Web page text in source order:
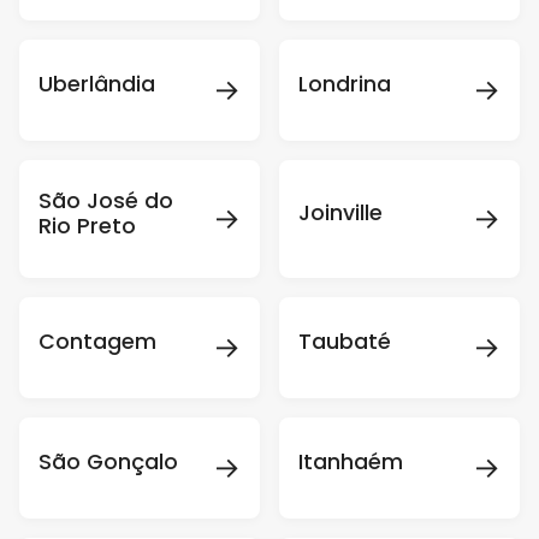
Uberlândia → Londrina →
São José do
Rio Preto
→ Joinville →
Contagem → Taubaté →
São Gonçalo → Itanhaém →